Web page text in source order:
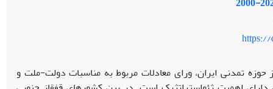
https://
تمدنی ایران، ورای معادلات مربوط به مناسبات دولت-ملت و